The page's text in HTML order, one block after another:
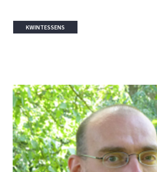
KWINTESSENS